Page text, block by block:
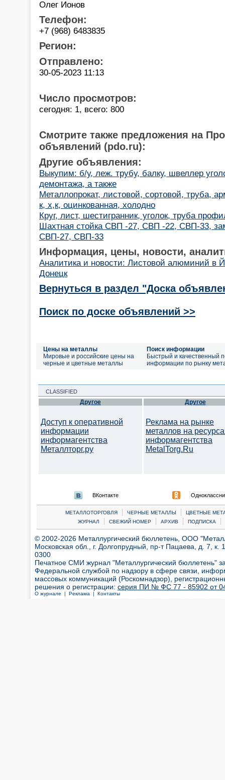
Олег Ионов
Телефон:
+7 (968) 6483835
Регион:
Отправлено:
30-05-2023 11:13
Число просмотров:
сегодня: 1, всего: 800
Смотрите также предложения на
объявлений (pdo.ru):
Другие объявления:
Выкупим: б/у, леж. трубу, балку, швеллер
демонтажа, а также
Металлопрокат, листовой, сортовой, труба,
к, х,к, оцинкованная, холодно
Круг, лист, шестигранник, уголок, труба
Шахтная стойка СВП -27, СВП -22, СВП-33,
СВП-27, СВП-33
Информация, цены, новости,
Аналитика и новости: Листовой алюминий в
Донецк
Вернуться в раздел "Доска
Поиск по доске объявлений >>
Цены на металлы
Мировые и российские цены на
черные и цветные металлы
Поиск информации
Быстрый и качественный
информации по рынку
CLASSIFIED
Другое
Доступ к оперативной
информации
информагентства
Металлторг.ру
Другое
Реклама на рынке
металлов на
информагентства
MetalTorg.Ru
ВКонтакте
МЕТАЛЛОТОРГОВЛЯ | ЧЕРНЫЕ МЕТАЛЛЫ |
ЦВЕТНЫЕ
ЖУРНАЛ
| СВЕЖИЙ НОМЕР | АРХИВ | ПОДПИСКА |
© 2002-2026 Металлургический бюллетень, ООО
Московская обл., г. Долгопрудный, пр-т Пацаева, д. 7,
0300
Печатное СМИ журнал "Металлургический бюллетень"
Федеральной службой по надзору в сфере связи,
массовых коммуникаций (Роскомнадзор),
решения о регистрации: серия ПИ № ФС 77 - 85902 от 04
О журнале | Реклама | Контакты